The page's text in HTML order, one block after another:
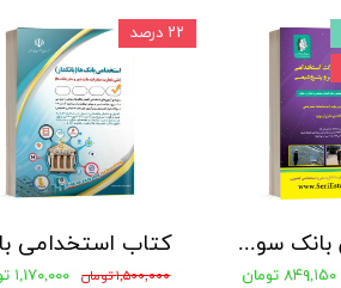
۱,۵۰۰,۰۰۰ تومان ۱,۱۷۰,۰۰۰ تومان
۲۲ درصد
جامع ترین بانک سوالات استخدامی مهندسی شیمی، پلیمر و پتروشیمی
۸۴۹,۱۵۰ تومان